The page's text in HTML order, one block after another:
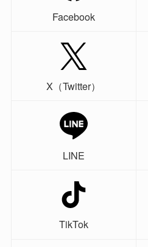
Facebook
X（Twitter）
LINE
TikTok